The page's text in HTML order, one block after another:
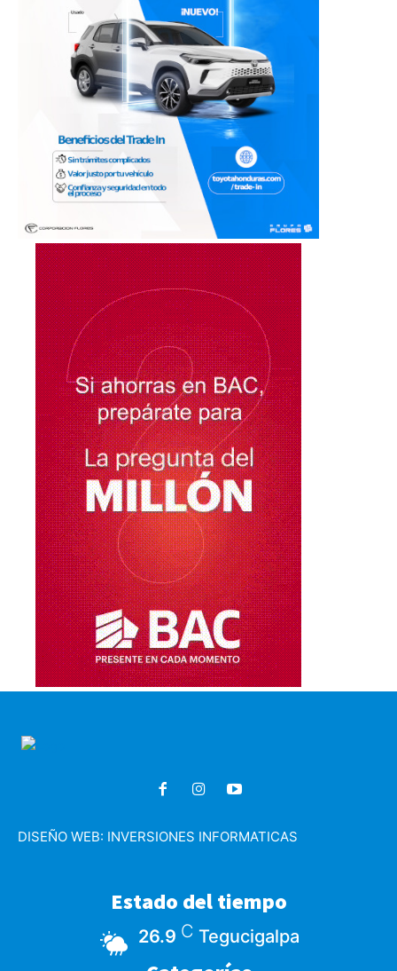
DISEÑO WEB: INVERSIONES INFORMATICAS
Estado del tiempo
26.9 C Tegucigalpa